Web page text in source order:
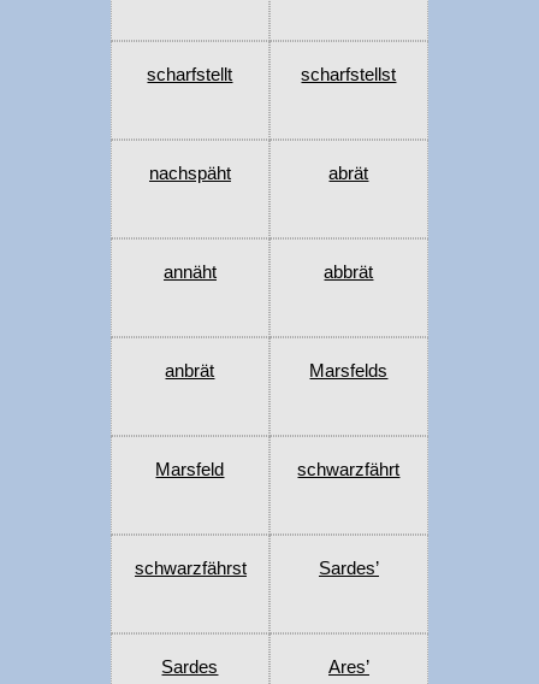
scharfstellt scharfstellst
nachspäht abrät
annäht abbrät
anbrät Marsfelds
Marsfeld schwarzfährt
schwarzfährst Sardes’
Sardes Ares’